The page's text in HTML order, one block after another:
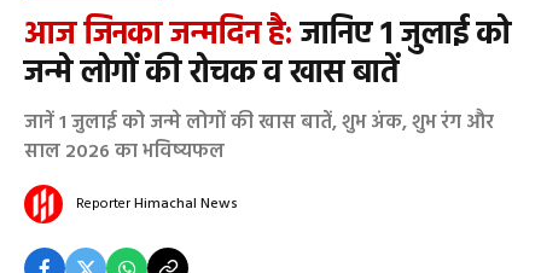
आज जिनका जन्मदिन है:जानिए 1 जुलाई को
जन्मे लोगों की रोचक व खास बातें
जानें 1 जुलाई को जन्मे लोगों की खास बातें, शुभ अंक, शुभ रंग और
साल 2026 का भविष्यफल
ReporterHimachal News